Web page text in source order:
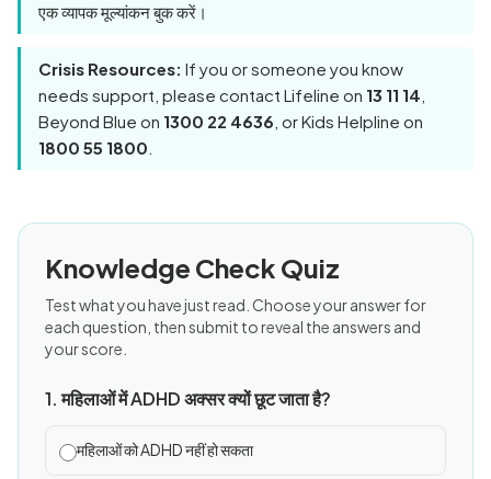
एक व्यापक मूल्यांकन बुक करें।
Crisis Resources: If you or someone you know
needs support, please contact Lifeline on 13 11 14
Beyond Blue on 1300 22 4636 , or Kids Helpline on
1800 55 1800
Knowledge Check Quiz
Test what you have just read. Choose your answer for
each question, then submit to reveal the answers and
your score.
1. महिलाओं में ADHD अक्सर क्यों छूट जाता है?
महिलाओं को ADHD नहीं हो सकता